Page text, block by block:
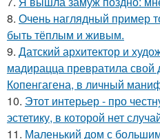
8. Очень наглядный пример
быть тёплым и живым.
9. Датский архитектор и
мадирацца превратила свой
Копенгагена, в личный
10. Этот интерьер - про
эстетику, в которой нет
11. Маленький дом с